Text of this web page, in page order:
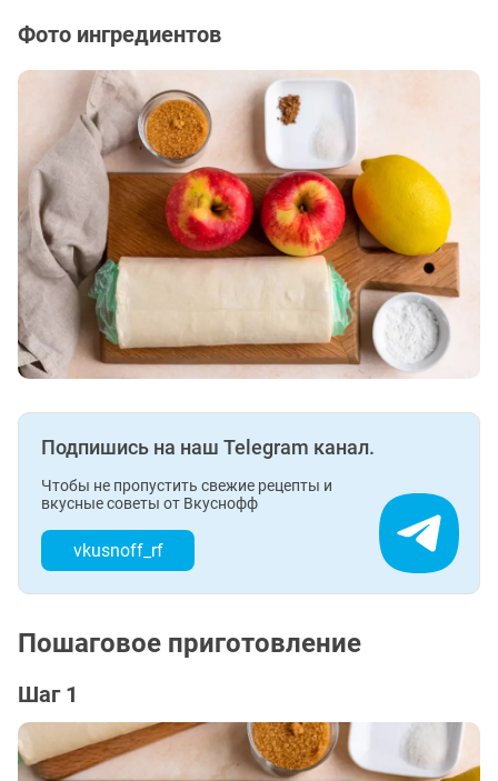
Фото ингредиентов
Подпишись на наш Telegram канал.
Чтобы не пропустить свежие рецепты и
вкусные советы от Вкуснофф
vkusnoff_rf
Пошаговое приготовление
Шаг 1